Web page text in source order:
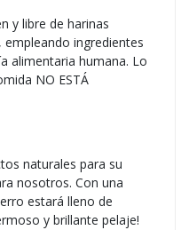
y libre de harinas
ingredientes
alimentaria humana. Lo
NO ESTÁ
naturales para su
nosotros. Con una
estará lleno de
y brillante pelaje!